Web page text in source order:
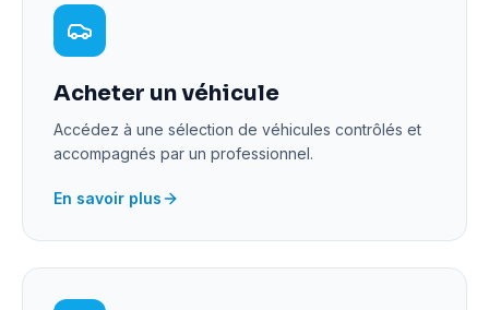
Acheter un véhicule
Accédez à une sélection de véhicules contrôlés et
accompagnés par un professionnel.
En savoir plus